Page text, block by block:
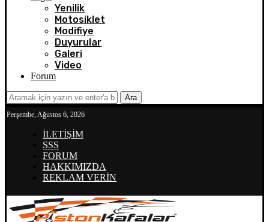
Yenilik
Motosiklet
Modifiye
Duyurular
Galeri
Video
Forum
Ara
Perşembe, Ağustos 6, 2026
İLETİŞİM
SSS
FORUM
HAKKIMIZDA
REKLAM VERİN